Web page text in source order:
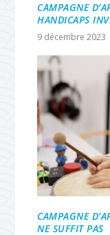
CAMPAGNE
HANDICAPS
9 décembre 2023
CAMPAGNE
NE SUFFIT PAS